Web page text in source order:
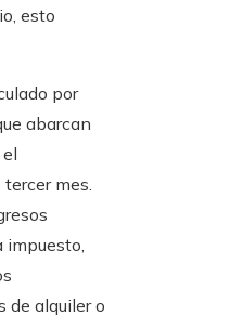
esto
por
abarcan
mes.
impuesto,
de alquiler o